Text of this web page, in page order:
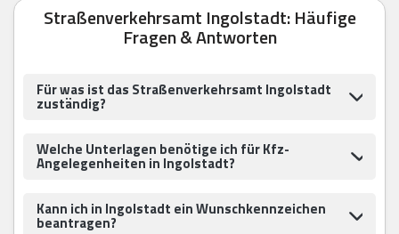
Straßenverkehrsamt Ingolstadt: Häufige
Fragen & Antworten
Für was ist das Straßenverkehrsamt Ingolstadt
zuständig?
Welche Unterlagen benötige ich für Kfz-
Angelegenheiten in Ingolstadt?
Kann ich in Ingolstadt ein Wunschkennzeichen
beantragen?